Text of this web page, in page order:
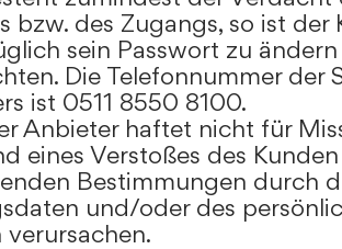
bzw. des Zugangs, so ist
sein Passwort zu
Die Telefonnummer der
ist 0511 8550 8100.
Anbieter haftet nicht für
eines Verstoßes des
Bestimmungen durch
und/oder des
verursachen.